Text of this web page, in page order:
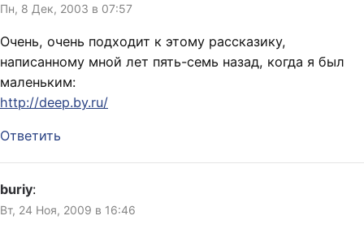
Пн, 8 Дек, 2003 в 07:57
Очень, очень подходит к этому рассказику,
написанному мной лет пять-семь назад, когда я был
маленьким:
http://deep.by.ru/
Ответить
buriy:
Вт, 24 Ноя, 2009 в 16:46